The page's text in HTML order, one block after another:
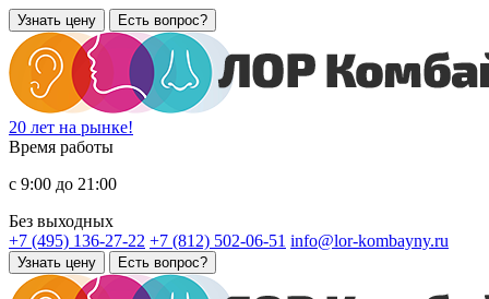
Узнать цену Есть вопрос?
20 лет на рынке!
Время работы
с 9:00 до 21:00
Без выходных
+7 (495) 136-27-22 +7 (812) 502-06-51 info@lor-kombayny.ru
Узнать цену Есть вопрос?